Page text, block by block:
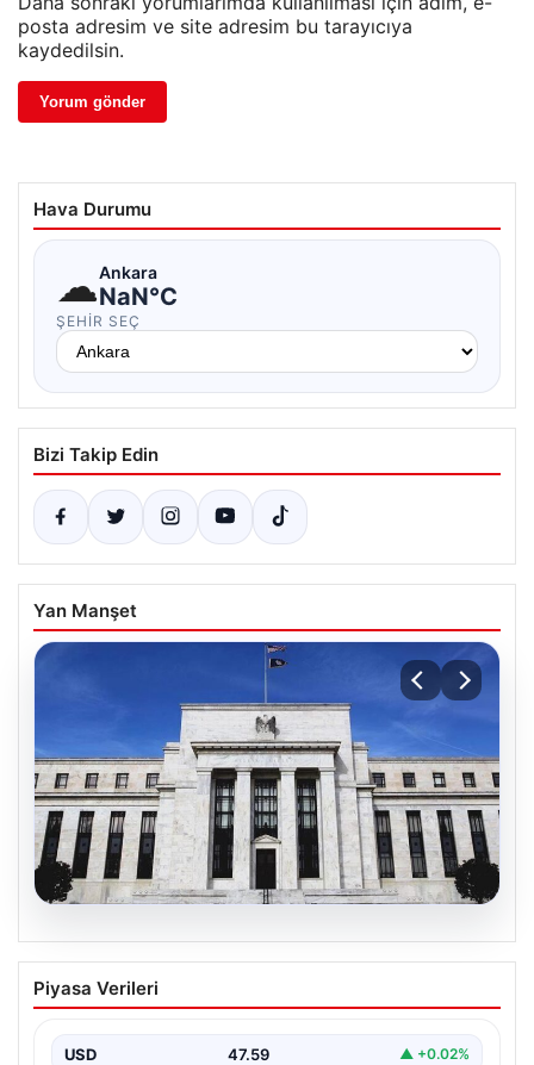
posta adresim ve site adresim bu tarayıcıya
kaydedilsin.
Hava Durumu
☁Ankara
NaN°C
ŞEHIR SEÇ
Bizi Takip Edin
Yan Manşet
Fed faizi sabit tuttu
Piyasa Verileri
USD 47.59 ▲ +0.02%